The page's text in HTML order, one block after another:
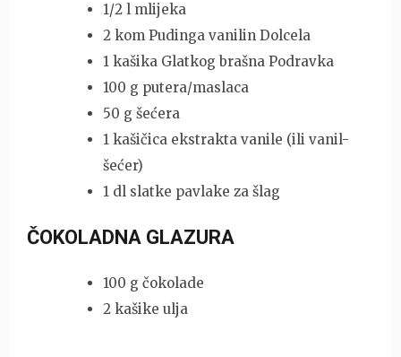
1/2 l mlijeka
2 kom Pudinga vanilin Dolcela
1 kašika Glatkog brašna Podravka
100 g putera/maslaca
50 g šećera
1 kašičica ekstrakta vanile (ili vanil-
šećer)
1 dl slatke pavlake za šlag
ČOKOLADNA GLAZURA
100 g čokolade
2 kašike ulja